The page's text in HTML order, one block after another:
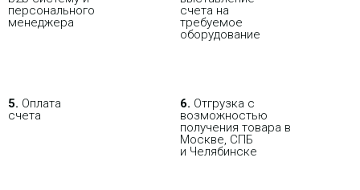
персо­нального
мене­джера
счета на
требуемое
оборудование
5. Оплата
счета
6. Отгрузка с
возможностью
получения товара в
Москве, СПБ
и Челябинске